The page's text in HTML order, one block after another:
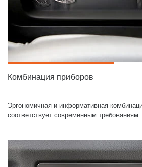
Комбинация приборов
Эргономичная и информативная
соответствует современным требованиям.